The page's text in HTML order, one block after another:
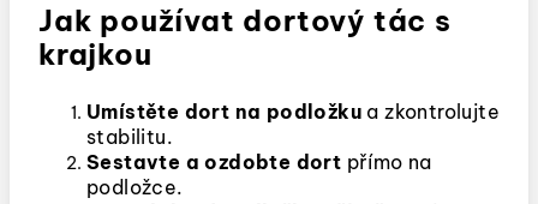
Jak používat dortový tác s
krajkou
Umístěte dort na podložku a zkontrolujte
stabilitu.
Sestavte a ozdobte dort přímo na
podložce.